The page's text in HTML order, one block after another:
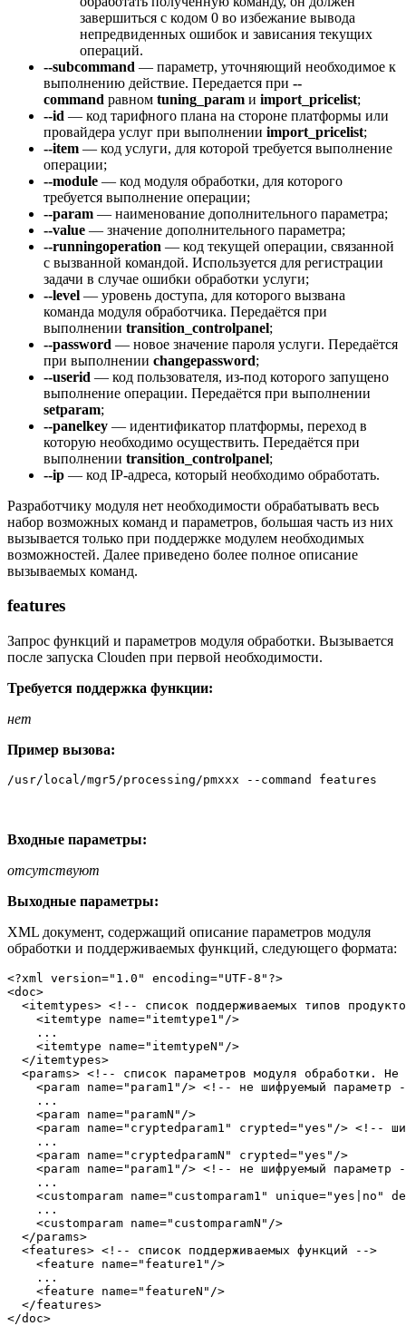
завершиться с кодом 0 во избежание вывода
непредвиденных ошибок и зависания текущих
операций.
--subcommand — параметр, уточняющий необходимое к
выполнению действие. Передается при --
command равном tuning_param и import_pricelist;
--id — код тарифного плана на стороне платформы или
провайдера услуг при выполнении import_pricelist;
--item — код услуги, для которой требуется выполнение
операции;
--module — код модуля обработки, для которого
требуется выполнение операции;
--param — наименование дополнительного параметра;
--value — значение дополнительного параметра;
--runningoperation — код текущей операции, связанной
с вызванной командой. Используется для регистрации
задачи в случае ошибки обработки услуги;
--level — уровень доступа, для которого вызвана
команда модуля обработчика. Передаётся при
выполнении transition_controlpanel;
--password — новое значение пароля услуги. Передаётся
при выполнении changepassword;
--userid — код пользователя, из-под которого запущено
выполнение операции. Передаётся при выполнении
setparam;
--panelkey — идентификатор платформы, переход в
которую необходимо осуществить. Передаётся при
выполнении transition_controlpanel;
--ip — код IP-адреса, который необходимо обработать.
Разработчику модуля нет необходимости обрабатывать весь
набор возможных команд и параметров, большая часть из них
вызывается только при поддержке модулем необходимых
возможностей. Далее приведено более полное описание
вызываемых команд.
features
Запрос функций и параметров модуля обработки. Вызывается
после запуска Clouden при первой необходимости.
Требуется поддержка функции:
нет
Пример вызова:
/usr/local/mgr5/processing/pmxxx --command features
Входные параметры:
отсутствуют
Выходные параметры:
XML документ, содержащий описание параметров модуля
обработки и поддерживаемых функций, следующего формата:
<?xml version="1.0" encoding="UTF-8"?>
<doc>
<itemtypes> <!-- список поддерживаемых типов
    <itemtype name="itemtype1"/>
    ...
    <itemtype name="itemtypeN"/>
  </itemtypes>
<params> <!-- список параметров модуля обработки.
<param name="param1"/> <!-- не шифруемый параметр
    ...
    <param name="paramN"/>
<param name="cryptedparam1" crypted="yes"/> <!--
    ...
    <param name="cryptedparamN" crypted="yes"/>
<param name="param1"/> <!-- не шифруемый параметр
    ...
<customparam name="customparam1" unique="yes|no"
    ...
    <customparam name="customparamN"/>
  </params>
  <features> <!-- список поддерживаемых функций -->
    <feature name="feature1"/>
    ...
    <feature name="featureN"/>
  </features>
</doc>